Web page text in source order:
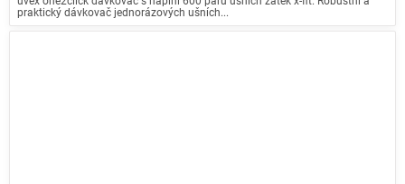
praktický dávkovač jednorázových ušních...